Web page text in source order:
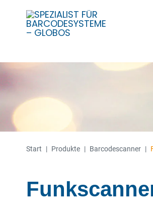
Skip
content
Start | Produkte | Barcode­­scanner |